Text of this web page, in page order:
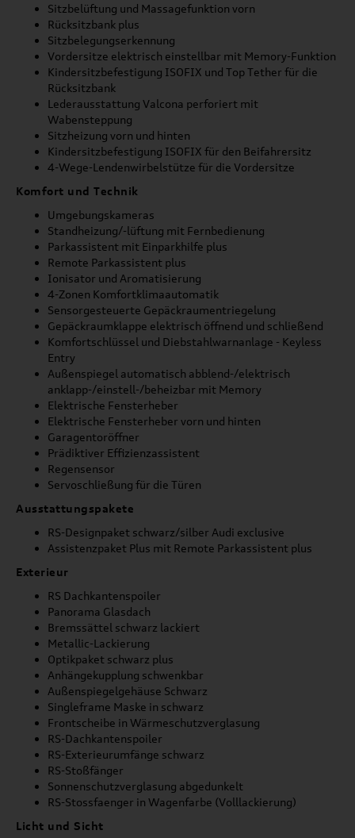
Sitzbelüftung und Massagefunktion vorn
Rücksitzbank plus
Sitzbelegungserkennung
Vordersitze elektrisch einstellbar mit Memory-Funktion
Kindersitzbefestigung ISOFIX und Top Tether für die
Rücksitzbank
Lederausstattung Valcona perforiert mit
Wabensteppung
Sitzheizung vorn und hinten
Kindersitzbefestigung ISOFIX für den Beifahrersitz
4-Wege-Lendenwirbelstütze für die Vordersitze
Komfort und Technik
Umgebungskameras
Standheizung/-lüftung mit Fernbedienung
Parkassistent mit Einparkhilfe plus
Remote Parkassistent plus
Ionisator und Aromatisierung
4-Zonen Komfortklimaautomatik
Sensorgesteuerte Gepäckraumentriegelung
Gepäckraumklappe elektrisch öffnend und schließend
Komfortschlüssel und Diebstahlwarnanlage - Keyless
Entry
Außenspiegel automatisch abblend-/elektrisch
anklapp-/einstell-/beheizbar mit Memory
Elektrische Fensterheber
Elektrische Fensterheber vorn und hinten
Garagentoröffner
Prädiktiver Effizienzassistent
Regensensor
Servoschließung für die Türen
Ausstattungspakete
RS-Designpaket schwarz/silber Audi exclusive
Assistenzpaket Plus mit Remote Parkassistent plus
Exterieur
RS Dachkantenspoiler
Panorama Glasdach
Bremssättel schwarz lackiert
Metallic-Lackierung
Optikpaket schwarz plus
Anhängekupplung schwenkbar
Außenspiegelgehäuse Schwarz
Singleframe Maske in schwarz
Frontscheibe in Wärmeschutzverglasung
RS-Dachkantenspoiler
RS-Exterieurumfänge schwarz
RS-Stoßfänger
Sonnenschutzverglasung abgedunkelt
RS-Stossfaenger in Wagenfarbe (Volllackierung)
Licht und Sicht